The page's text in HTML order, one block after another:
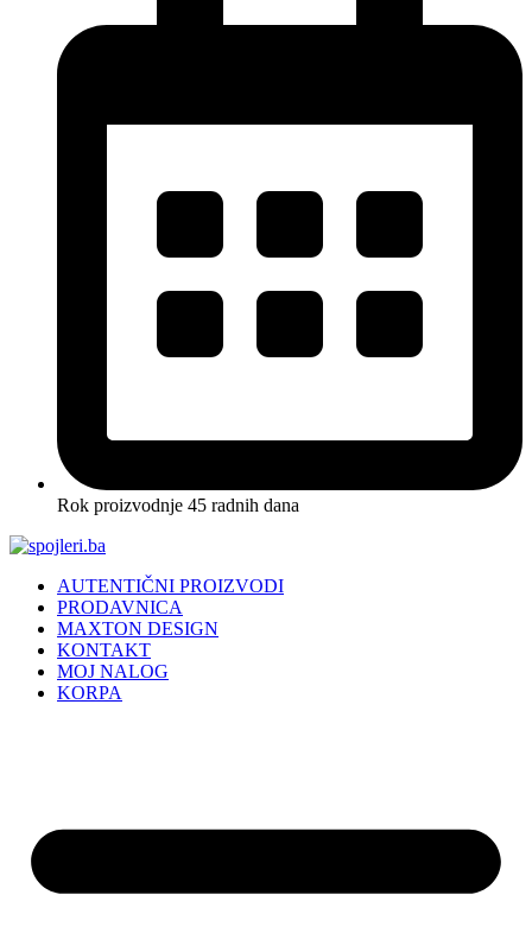
Rok proizvodnje 45 radnih dana
AUTENTIČNI PROIZVODI
PRODAVNICA
MAXTON DESIGN
KONTAKT
MOJ NALOG
KORPA